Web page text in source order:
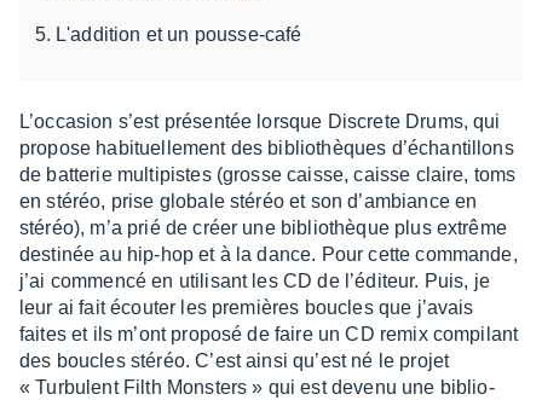
L'addition et un pousse-café
L’oc­ca­sion s’est présen­tée lorsque Discrete Drums, qui
propose habi­tuel­le­ment des biblio­thèques d’échan­tillons
de batte­rie multi­pistes (grosse caisse, caisse claire, toms
en stéréo, prise globale stéréo et son d’am­biance en
stéréo), m’a prié de créer une biblio­thèque plus extrême
desti­née au hip-hop et à la dance. Pour cette commande,
j’ai commencé en utili­sant les CD de l’édi­teur. Puis, je
leur ai fait écou­ter les premières boucles que j’avais
faites et ils m’ont proposé de faire un CD remix compi­lant
des boucles stéréo. C’est ainsi qu’est né le projet
« Turbu­lent Filth Mons­ters » qui est devenu une biblio­